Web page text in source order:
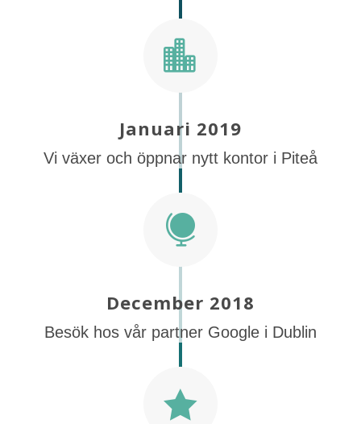

Januari 2019
Vi växer och öppnar nytt kontor i Piteå

December 2018
Besök hos vår partner Google i Dublin
